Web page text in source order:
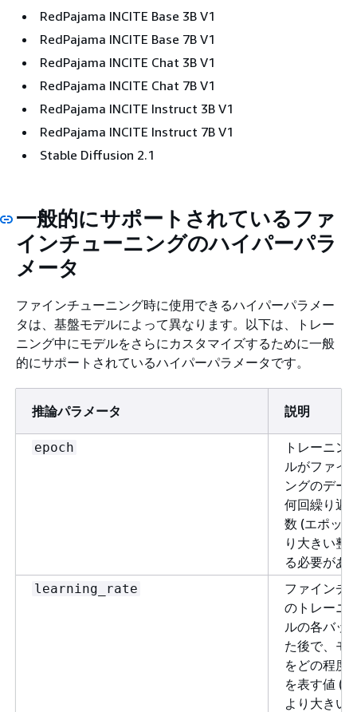
RedPajama INCITE Base 3B V1
RedPajama INCITE Base 7B V1
RedPajama INCITE Chat 3B V1
RedPajama INCITE Chat 7B V1
RedPajama INCITE Instruct 3B V1
RedPajama INCITE Instruct 7B V1
Stable Diffusion 2.1
一般的にサポートされているファ
インチューニングのハイパーパラ
メータ
ファインチューニング時に使用できるハイパーパラメー
タは、基盤モデルによって異なります。以下は、トレー
ニング中にモデルをさらにカスタマイズするために一般
的にサポートされているハイパーパラメータです。
推論パラメータ 説明
epoch
トレーニン
ルがファイ
ングのデー
何回繰り返
数 (エポッ
り大きい整
る必要があ
learning_rate
ファインチ
のトレーニ
ルの各バッ
た後で、モ
をどの程度
を表す値 (
より大きい